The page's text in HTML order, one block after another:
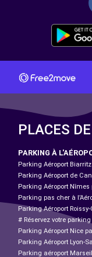
PLACES
PARKING À
Parking Aéroport
Parking Aéroport de
Parking Aéroport Nîmes
Parking pas cher à
Parking Aéroport
# Réservez votre
Parking Aéroport Nice
Parking Aéroport Lyon-
Parking aéroport